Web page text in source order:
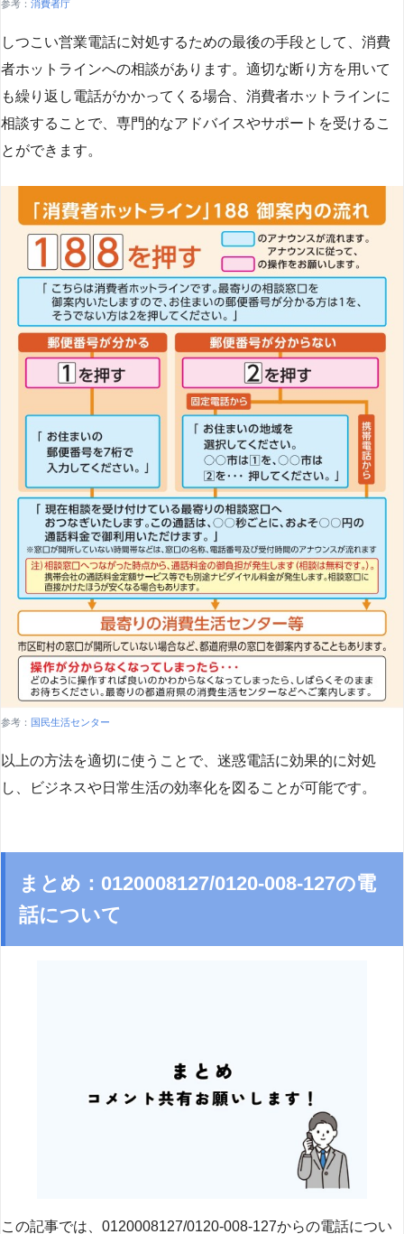
参考： 消費者庁
しつこい営業電話に対処するための最後の手段として、消費
者ホットラインへの相談があります。適切な断り方を用いて
も繰り返し電話がかかってくる場合、消費者ホットラインに
相談することで、専門的なアドバイスやサポートを受けるこ
とができます​​。
参考： 国民生活センター
以上の方法を適切に使うことで、迷惑電話に効果的に対処
し、ビジネスや日常生活の効率化を図ることが可能です。
まとめ：0120008127/0120-008-127の電
話について
この記事では、0120008127/0120-008-127からの電話につい